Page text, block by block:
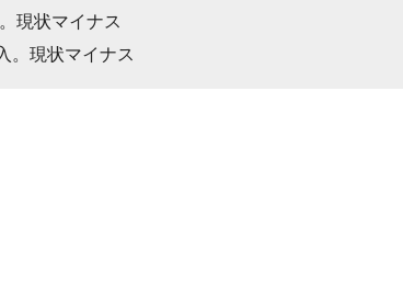
現状マイナス
。現状マイナス